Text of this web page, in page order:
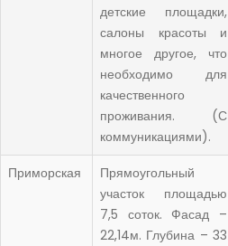
детские площадки,
салоны красоты и
многое другое, что
необходимо для
качественного
проживания. (С
коммуникациями).
Приморская
Прямоугольный
участок площадью
7,5 соток. Фасад –
22,14м. Глубина – 33